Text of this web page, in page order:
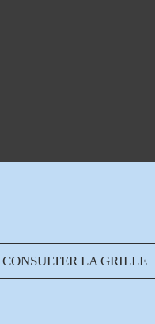
CONSULTER LA GRILLE